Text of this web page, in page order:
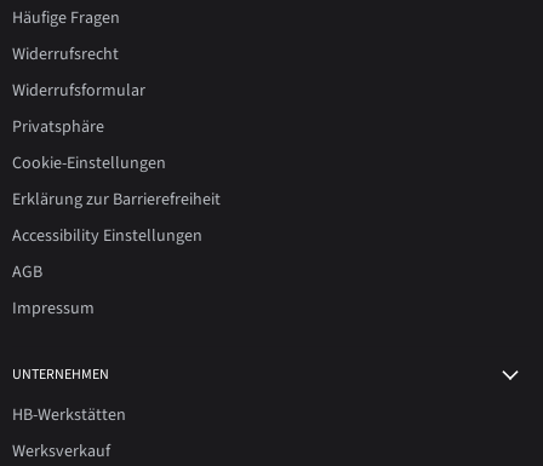
Häufige Fragen
Widerrufsrecht
Widerrufsformular
Privatsphäre
Cookie-Einstellungen
Erklärung zur Barrierefreiheit
Accessibility Einstellungen
AGB
Impressum
UNTERNEHMEN
HB-Werkstätten
Werksverkauf